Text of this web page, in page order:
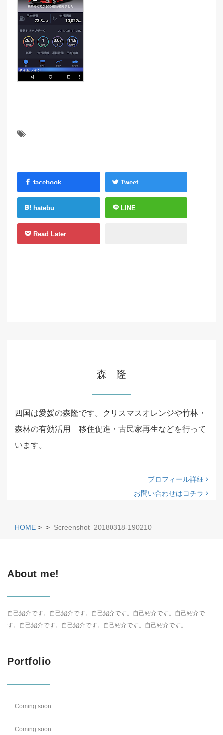
facebook Tweet
hatebu LINE
Read Later
森 隆
四国は愛媛の森隆です。クリスマスオレンジや竹林・
森林の有効活用 移住促進・古民家再生などを行って
います。
プロフィール詳細
お問い合わせはコチラ
HOME > > Screenshot_20180318-190210
About me!
自己紹介です。自己紹介です。自己紹介です。自己紹介です。自己紹介で
す。自己紹介です。自己紹介です。自己紹介です。自己紹介です。
Portfolio
Coming soon...
Coming soon...